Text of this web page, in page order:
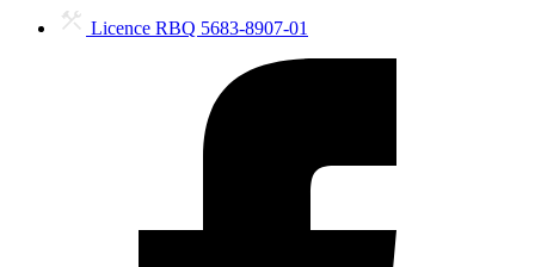
Licence RBQ 5683-8907-01